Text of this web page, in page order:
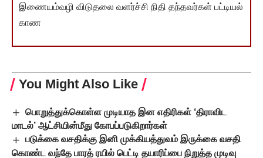
இணையம்வழி விடுதலை வளர்ச்சி நிதி தந்தவர்கள் பட்டியல்
காண
You Might Also Like
பொறுத்துக்கொள்ள முடியாத இன எதிரிகள் ‘திராவிட
மாடல்’ ஆட்சியின்மீது கோபப்படுகிறார்கள்
படுக்கை வசதிக்கு இனி முக்கியத்துவம் இருக்கை வசதி
கொண்ட வந்தே பாரத் ரயில் பெட்டி தயாரிப்பை நிறுத்த முடிவு